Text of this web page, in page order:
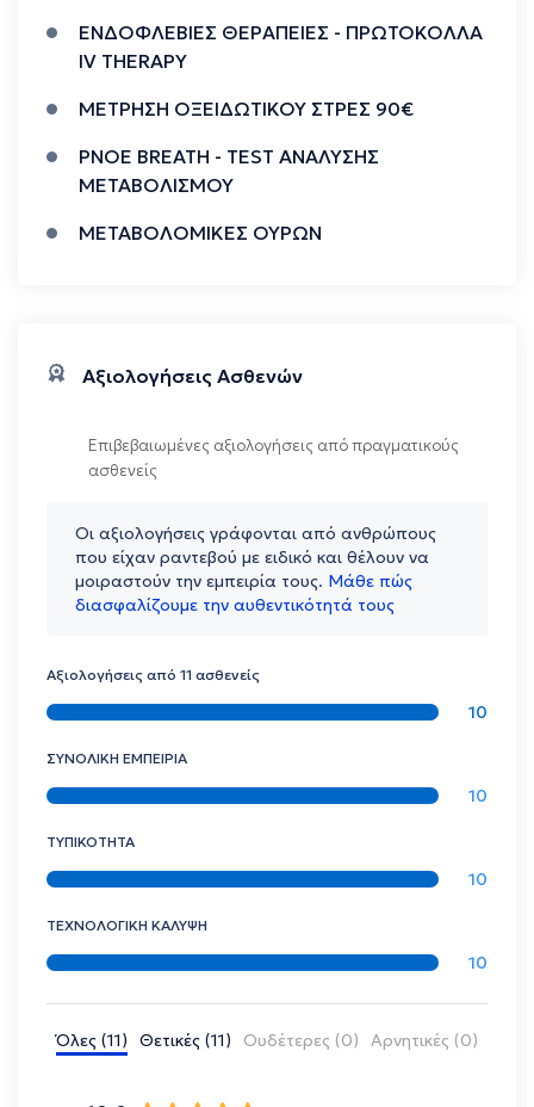
ΕΝΔΟΦΛΕΒΙΕΣ ΘΕΡΑΠΕΙΕΣ - ΠΡΩΤΟΚΟΛΛΑ
IV THERAPY
ΜΕΤΡΗΣΗ ΟΞΕΙΔΩΤΙΚΟΥ ΣΤΡΕΣ 90€
PNΟΕ BREATH - TEST ΑΝΑΛΥΣΗΣ
ΜΕΤΑΒΟΛΙΣΜΟΥ
ΜΕΤΑΒΟΛΟΜΙΚΕΣ ΟΥΡΩΝ
Αξιολογήσεις Ασθενών
Επιβεβαιωμένες αξιολογήσεις από πραγματικούς
ασθενείς
Οι αξιολογήσεις γράφονται από ανθρώπους
που είχαν ραντεβού με ειδικό και θέλουν να
μοιραστούν την εμπειρία τους. Μάθε πώς
διασφαλίζουμε την αυθεντικότητά τους
Αξιολογήσεις από 11 ασθενείς
10
ΣΥΝΟΛΙΚΗ ΕΜΠΕΙΡΙΑ
10
ΤΥΠΙΚΟΤΗΤΑ
10
ΤΕΧΝΟΛΟΓΙΚΗ ΚΑΛΥΨΗ
10
Όλες (11) Θετικές (11) Ουδέτερες (0) Αρνητικές (0)